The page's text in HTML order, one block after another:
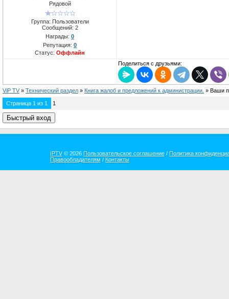
Рядовой
Группа: Пользователи
Сообщений: 2
Награды: 0
Репутация: 0
Статус: Оффлайн
Поделиться с друзьями:
ViP TV » Технический раздел » Книга жалоб и предложений к администрации. » Ваши
Страница 1 из 1 1
IPTV© 2026 Пользовательское соглашение / Политика
Правообладателям / Контакты